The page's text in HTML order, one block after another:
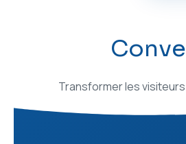
Transformer les